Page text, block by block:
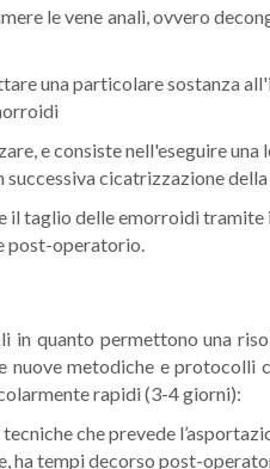
le vene anali, ovvero
una particolare sostanza
e consiste nell'eseguire
cicatrizzazione
il taglio delle emorroidi
post-operatorio.
in quanto permettono una
metodiche e
rapidi (3-4 giorni):
che prevede
ha tempi decorso post-